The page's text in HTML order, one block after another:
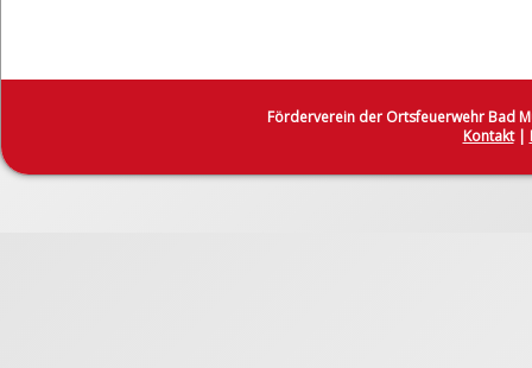
Förderverein der Ortsfeuerwehr Bad
Kontakt|